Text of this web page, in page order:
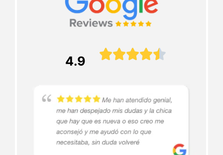
4.9 